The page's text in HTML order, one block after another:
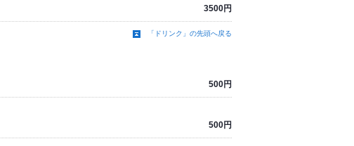
3500円
「ドリンク」の先頭へ戻る
500円
500円